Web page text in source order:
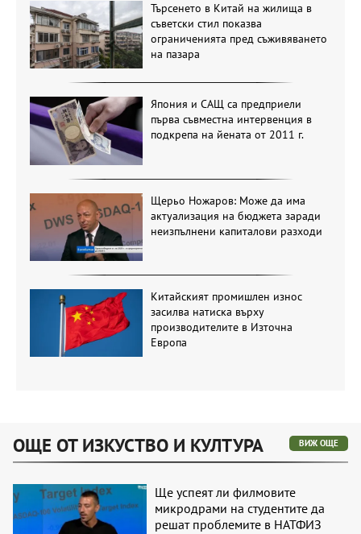
Търсенето в Китай на жилища в
съветски стил показва
ограниченията пред съживяването
на пазара
Япония и САЩ са предприели
първа съвместна интервенция в
подкрепа на йената от 2011 г.
Щерьо Ножаров: Може да има
актуализация на бюджета заради
неизпълнени капиталови разходи
Китайският промишлен износ
засилва натиска върху
производителите в Източна
Европа
ОЩЕ ОТ ИЗКУСТВО И КУЛТУРА ВИЖ ОЩЕ
Ще успеят ли филмовите
микродрами на студентите да
решат проблемите в НАТФИЗ